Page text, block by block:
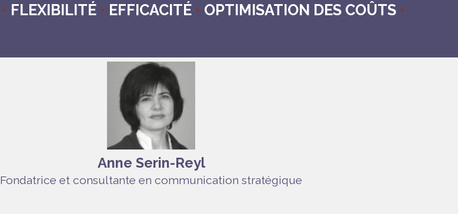
• FLEXIBILITÉ • EFFICACITÉ • OPTIMISATION DES COÛTS •
Anne Serin-Reyl
Fondatrice et consultante en communication stratégique